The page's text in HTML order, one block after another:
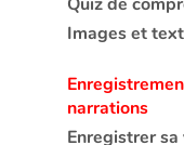
Images et
narrations
Enregistrer sa